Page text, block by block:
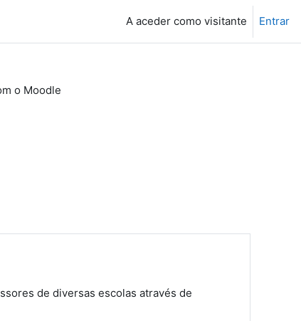
A aceder como visitante Entrar
o Moodle
de diversas escolas através de